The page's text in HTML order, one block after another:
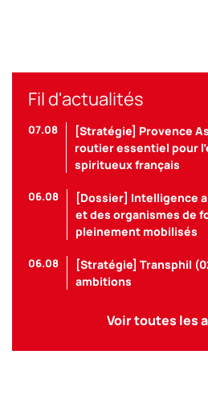
Fil d'actualités
07.08
[Stratégie] Provence
routier essentiel pour
spiritueux français
06.08
[Dossier] Intelligence
et des organismes de
pleinement mobilisés
06.08
[Stratégie] Transphil
ambitions
Voir toutes les